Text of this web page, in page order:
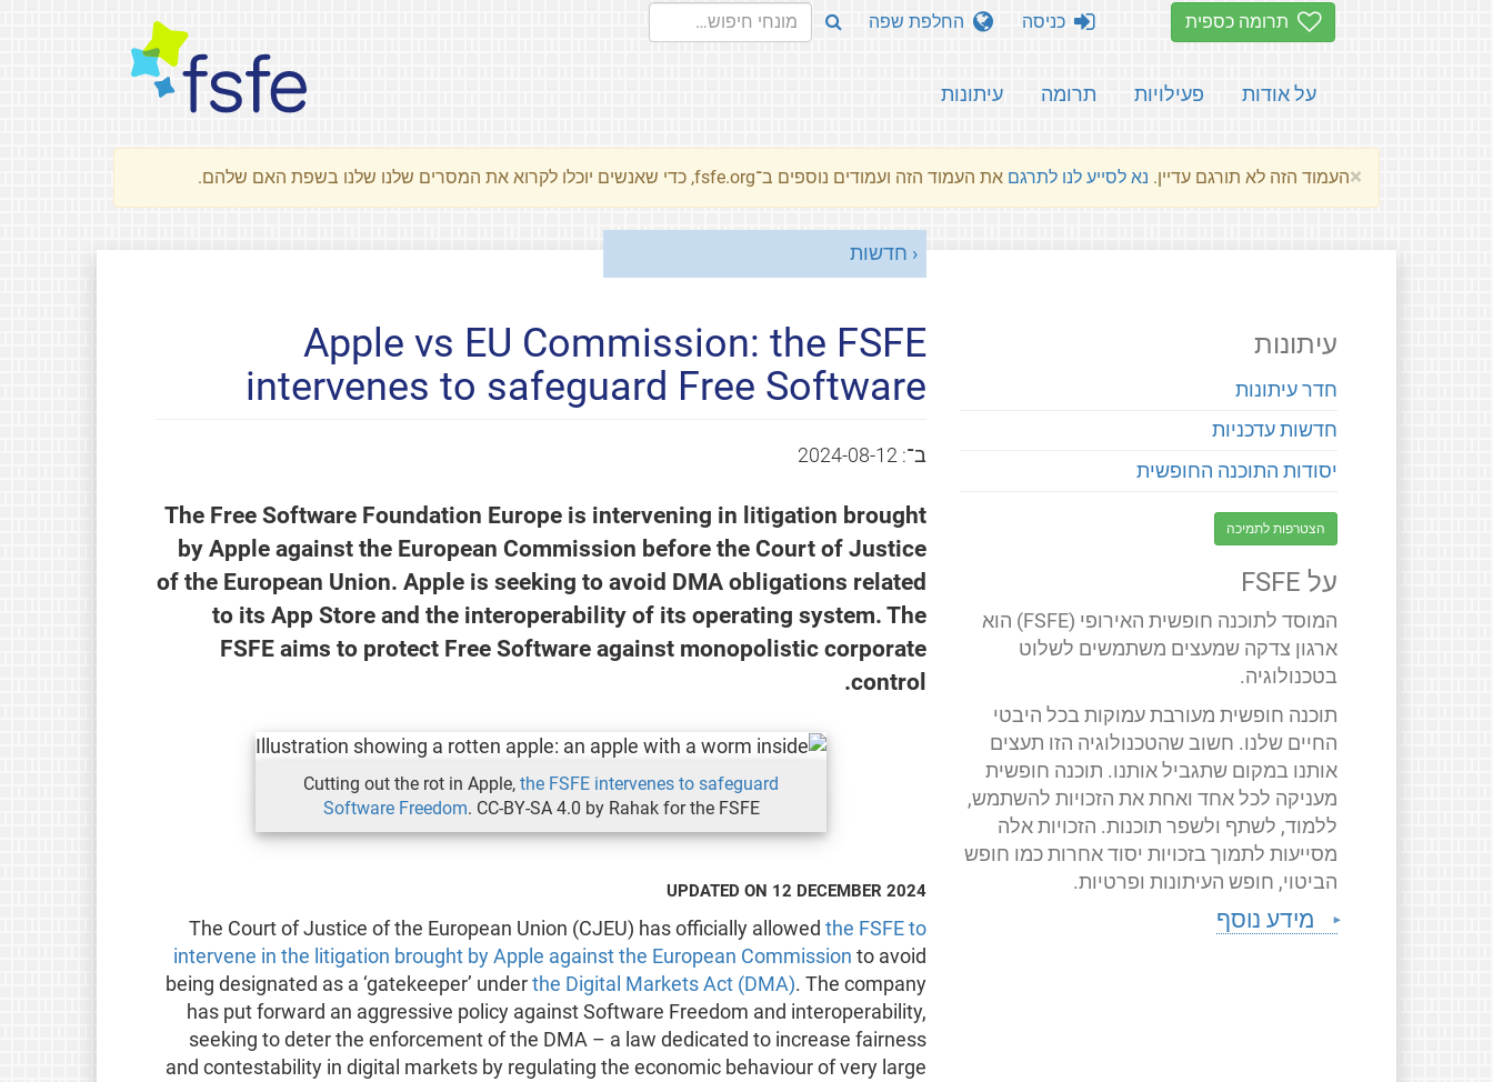
תרומה כספית
על אודות פעילויות תרומה עיתונות
כניסה החלפת שפה
×העמוד הזה לא תורגם עדיין. נא לסייע לנו לתרגם את העמוד הזה ועמודים נוספים ב־fsfe.org, כדי שאנשים יוכלו לקרוא את המסרים שלנו שלנו בשפת האם שלהם.
חדשות
Apple vs EU Commission: the FSFE
intervenes to safeguard Free Software
ב־: 2024-08-12
The Free Software Foundation Europe is intervening in litigation brought
by Apple against the European Commission before the Court of Justice
of the European Union. Apple is seeking to avoid DMA obligations related
to its App Store and the interoperability of its operating system. The
FSFE aims to protect Free Software against monopolistic corporate
control.
Cutting out the rot in Apple,the FSFE intervenes to safeguard
Software Freedom. CC-BY-SA 4.0 by Rahak for the FSFE
UPDATED ON 12 DECEMBER 2024
The Court of Justice of the European Union (CJEU) has officially allowedthe FSFE to
intervene in the litigation brought by Apple against the European Commission to avoid
being designated as a ‘gatekeeper’ underthe Digital Markets Act (DMA). The company
has put forward an aggressive policy against Software Freedom and interoperability,
seeking to deter the enforcement of the DMA – a law dedicated to increase fairness
and contestability in digital markets by regulating the economic behaviour of very large
עיתונות
חדר עיתונות
חדשות עדכניות
יסודות התוכנה החופשית
הצטרפות לתמיכה
על FSFE
המוסד לתוכנה חופשית האירופי (FSFE) הוא
ארגון צדקה שמעצים משתמשים לשלוט
בטכנולוגיה.
תוכנה חופשית מעורבת עמוקות בכל היבטי
החיים שלנו. חשוב שהטכנולוגיה הזו תעצים
אותנו במקום שתגביל אותנו. תוכנה חופשית
מעניקה לכל אחד ואחת את הזכויות להשתמש,
ללמוד, לשתף ולשפר תוכנות. הזכויות אלה
מסייעות לתמוך בזכויות יסוד אחרות כמו חופש
הביטוי, חופש העיתונות ופרטיות.
מידע נוסף